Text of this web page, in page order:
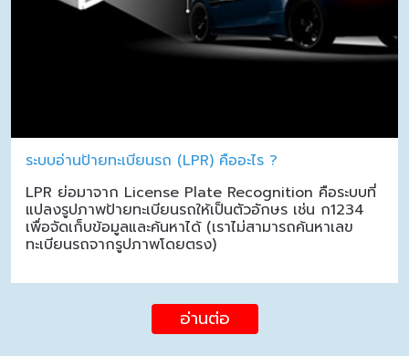
ระบบอ่านป้ายทะเบียนรถ (LPR) คืออะไร ?
LPR ย่อมาจาก License Plate Recognition คือระบบที่
แปลงรูปภาพป้ายทะเบียนรถให้เป็นตัวอักษร เช่น ก1234
เพื่อจัดเก็บข้อมูลและค้นหาได้ (เราไม่สามารถค้นหาเลข
ทะเบียนรถจากรูปภาพโดยตรง)
อ่านต่อ